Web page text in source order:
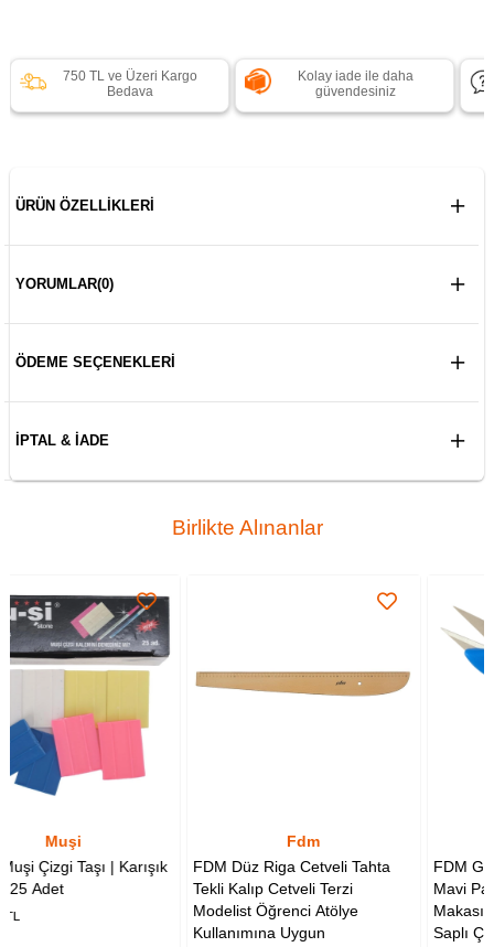
750 TL ve Üzeri Kargo
Bedava
Kolay iade ile daha
güvendesiniz
ÜRÜN ÖZELLIKLERI
YORUMLAR(0)
ÖDEME SEÇENEKLERI
İPTAL & İADE
Birlikte Alınanlar
FDM Düz Riga Cetveli Tahta
Tekli Kalıp Cetveli Terzi
Modelist Öğrenci Atölye
FDM Golden Eagle TC-801
Mavi Parmaklı İplik
Makası 12 cm Yaylı Plastik
Saplı Çıt Makas